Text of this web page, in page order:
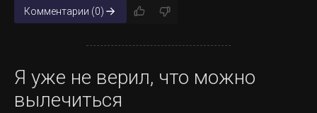
Комментарии (0)
Я уже не верил, что можно
вылечиться